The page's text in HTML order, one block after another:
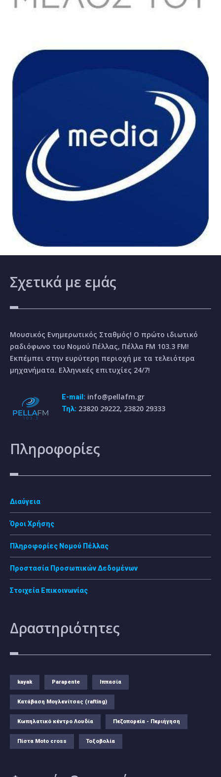
Σχετικά με εμάς
Μουσικός Ενημερωτικός Σταθμός! Ο πρώτο ιδιωτικό
ραδιόφωνο του Νομού Πέλλας, Πέλλα FM 103.3 FM!
Εκπέμπει στην ευρύτερη περιοχή με τα τελειότερα
μηχανήματα. Ελληνικές επιτυχίες 24/7!
E-mail: info@pellafm.gr
Τηλ: 23820 29222, 23820 29333
Πληροφορίες
Διαύγεια
Όροι Χρήσης
Πληροφορίες Νομού Πέλλας
Προστασία Προσωπικών Δεδομένων
Στοιχεία Επικοινωνίας
Δραστηριότητες
kayak Parapente Ιππασία
Κατάβαση Μογλενίτσας (rafting)
Κωπηλατικό κέντρο Λουδία Πεζοπορεία - Περιήγηση
Πίστα Moto cross Τοξοβολία